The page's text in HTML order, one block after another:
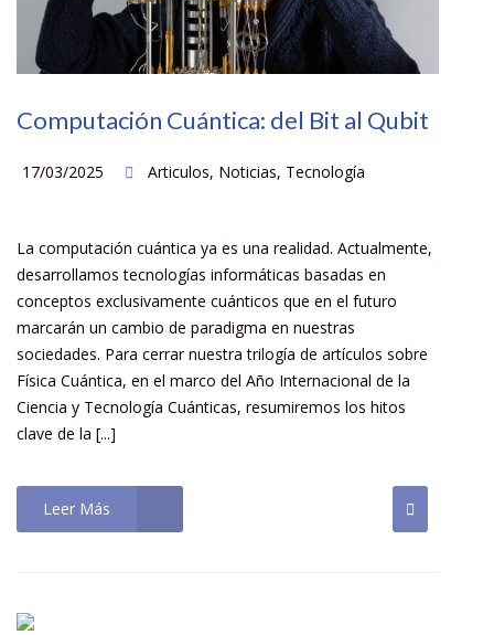
Computación Cuántica: del Bit al Qubit
17/03/2025 Articulos, Noticias, Tecnología
La computación cuántica ya es una realidad. Actualmente,
desarrollamos tecnologías informáticas basadas en
conceptos exclusivamente cuánticos que en el futuro
marcarán un cambio de paradigma en nuestras
sociedades. Para cerrar nuestra trilogía de artículos sobre
Física Cuántica, en el marco del Año Internacional de la
Ciencia y Tecnología Cuánticas, resumiremos los hitos
clave de la [...]
Leer Más